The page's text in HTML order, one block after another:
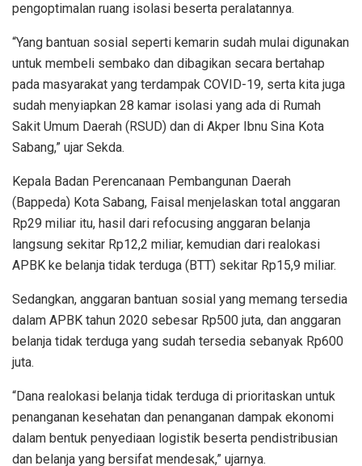
pengoptimalan ruang isolasi beserta peralatannya.
“Yang bantuan sosial seperti kemarin sudah mulai digunakan
untuk membeli sembako dan dibagikan secara bertahap
pada masyarakat yang terdampak COVID-19, serta kita juga
sudah menyiapkan 28 kamar isolasi yang ada di Rumah
Sakit Umum Daerah (RSUD) dan di Akper Ibnu Sina Kota
Sabang,” ujar Sekda.
Kepala Badan Perencanaan Pembangunan Daerah
(Bappeda) Kota Sabang, Faisal menjelaskan total anggaran
Rp29 miliar itu, hasil dari refocusing anggaran belanja
langsung sekitar Rp12,2 miliar, kemudian dari realokasi
APBK ke belanja tidak terduga (BTT) sekitar Rp15,9 miliar.
Sedangkan, anggaran bantuan sosial yang memang tersedia
dalam APBK tahun 2020 sebesar Rp500 juta, dan anggaran
belanja tidak terduga yang sudah tersedia sebanyak Rp600
juta.
“Dana realokasi belanja tidak terduga di prioritaskan untuk
penanganan kesehatan dan penanganan dampak ekonomi
dalam bentuk penyediaan logistik beserta pendistribusian
dan belanja yang bersifat mendesak,” ujarnya.